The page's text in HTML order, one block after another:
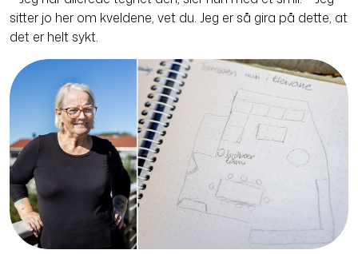
sitter jo her om kveldene, vet du. Jeg er så gira på dette, at
det er helt sykt.